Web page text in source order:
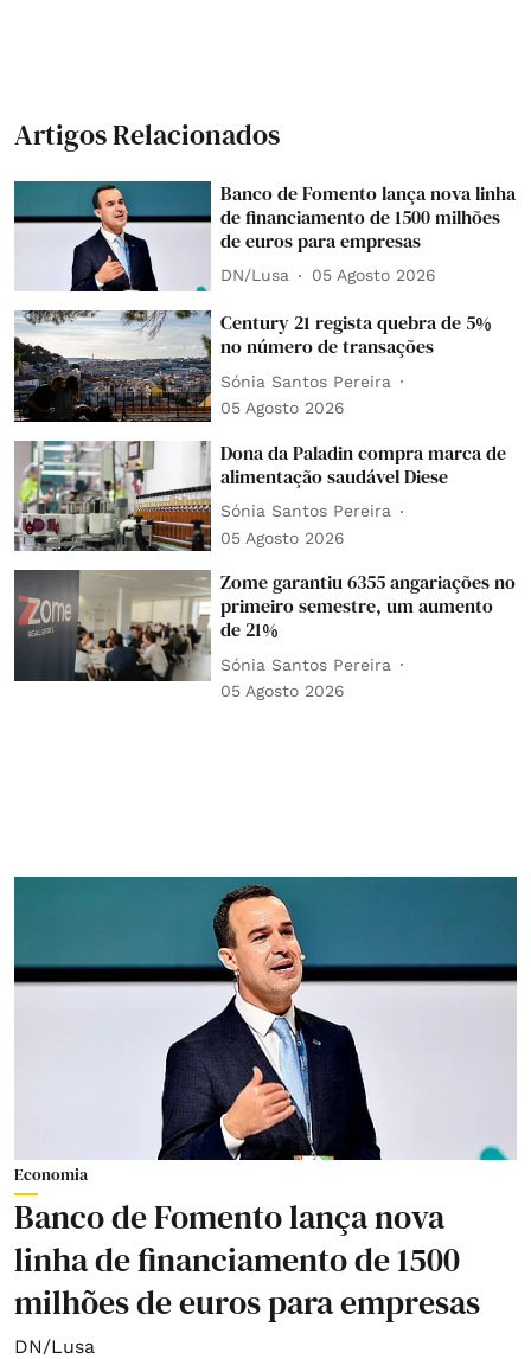
Artigos Relacionados
Banco de Fomento lança nova linha
de financiamento de 1500 milhões
de euros para empresas
DN/Lusa 05 Agosto 2026
Century 21 regista quebra de 5%
no número de transações
Sónia Santos Pereira
05 Agosto 2026
Dona da Paladin compra marca de
alimentação saudável Diese
Sónia Santos Pereira
05 Agosto 2026
Zome garantiu 6355 angariações no
primeiro semestre, um aumento
de 21%
Sónia Santos Pereira
05 Agosto 2026
Economia
Banco de Fomento lança nova
linha de financiamento de 1500
milhões de euros para empresas
DN/Lusa